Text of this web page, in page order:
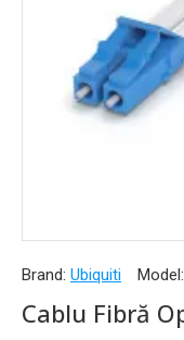
Brand: Ubiquiti Model: